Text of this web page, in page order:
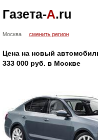
Газета-А.ru
Москва сменить регион
Цена на новый
333 000 руб. в Москве